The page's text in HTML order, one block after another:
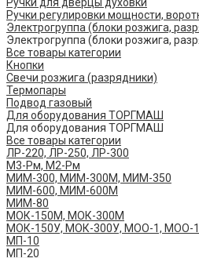
Ручки регулировки мощности,
Электрогруппа (блоки розжига,
Электрогруппа (блоки розжига,
Все товары категории
Кнопки
Свечи розжига (разрядники)
Термопары
Подвод газовый
Для оборудования ТОРГМАШ
Для оборудования ТОРГМАШ
Все товары категории
ЛР-220, ЛР-250, ЛР-300
М3-Рм, М2-Рм
МИМ-300, МИМ-300М, МИМ-350
МИМ-600, МИМ-600М
МИМ-80
МОК-150М, МОК-300М
МОК-150У, МОК-300У, МОО-1, МОО-
МП-10
МП-20